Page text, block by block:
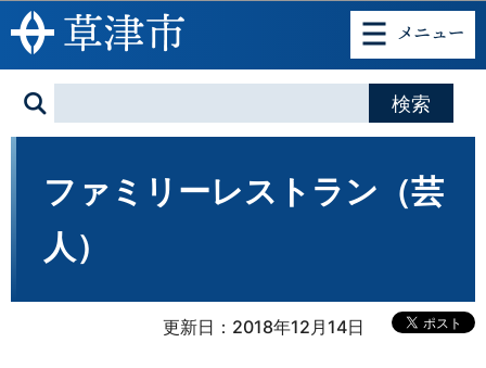
このページの本文へ移動
ファミリーレストラン（芸
人）
更新日：2018年12月14日